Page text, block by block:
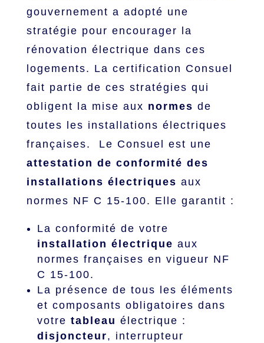
gouvernement a adopté une
stratégie pour encourager la
rénovation électrique dans ces
logements. La certification Consuel
fait partie de ces stratégies qui
obligent la mise aux normes de
toutes les installations électriques
françaises. Le Consuel est une
attestation de conformité des
installations électriques aux
normes NF C 15-100. Elle garantit :
La conformité de votre
installation électrique aux
normes françaises en vigueur NF
C 15-100.
La présence de tous les éléments
et composants obligatoires dans
votre tableau électrique :
disjoncteur, interrupteur